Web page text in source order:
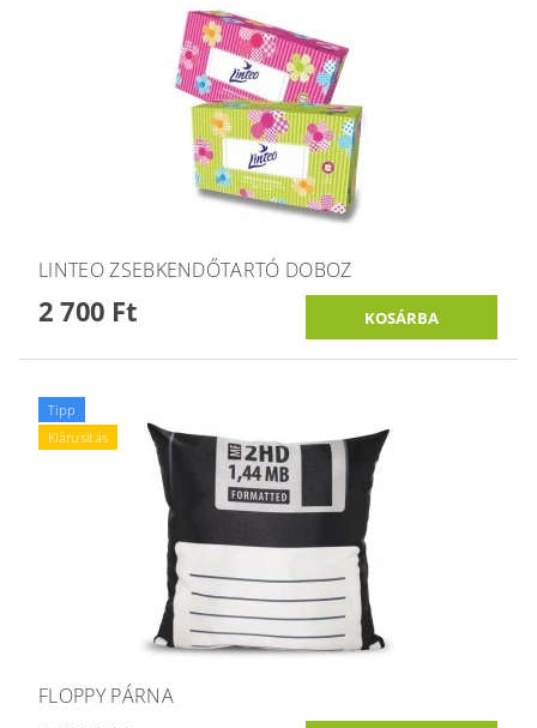
LINTEO ZSEBKENDŐTARTÓ DOBOZ
2 700 Ft
Tipp
Kiárusítás
FLOPPY PÁRNA